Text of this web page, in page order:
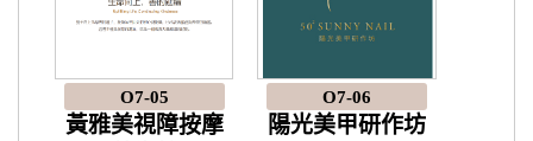
O7-05
黃雅美視障按摩
O7-06
陽光美甲研作坊